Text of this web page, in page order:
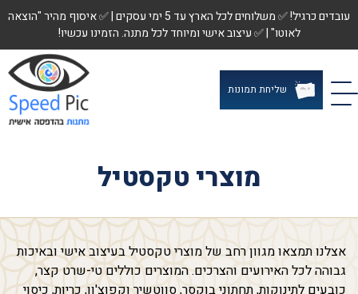
עובדים כרגיל! ✅ משלוחים לכל הארץ עד 5 ימי עסקים | ✅ איסוף מהיר "הוצאה
לאוטו" | ✅ עיצוב אישי ומיוחד לכל מתנה. הזמינו עכשיו!
שליחת תמונות
מוצרי טקסטיל
אצלנו תמצאו מגוון רחב של מוצרי טקסטיל בעיצוב אישי ובאיכות
גבוהה לכל האירועים והצרכים. המוצרים כוללים טי-שרט קצר,
כובעים לתינוקות, תחתוני בוקסר, סווטשיר וקפוצ'ון, כריות, כיסוי